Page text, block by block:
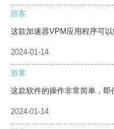
游客
这款加速器VPM应用程序可
2024-01-14
游客
这款软件的操作非常简单，即
2024-01-14